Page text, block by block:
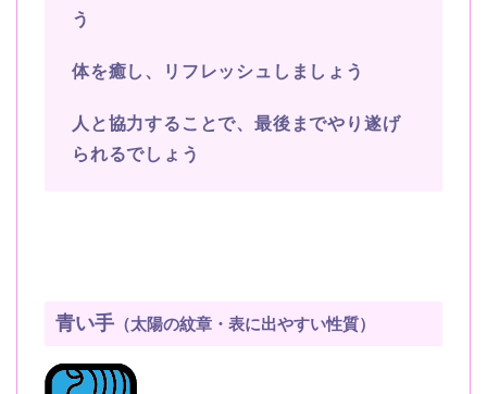
う
体を癒し、リフレッシュしましょう
人と協力することで、最後までやり遂げ
られるでしょう
青い手 （太陽の紋章・表に出やすい性質）